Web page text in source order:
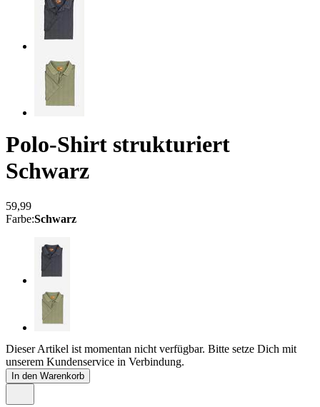
Polo-Shirt strukturiert
Schwarz
59,99
Farbe:Schwarz
Dieser Artikel ist momentan nicht verfügbar. Bitte setze Dich mit
unserem Kundenservice in Verbindung.
In den Warenkorb